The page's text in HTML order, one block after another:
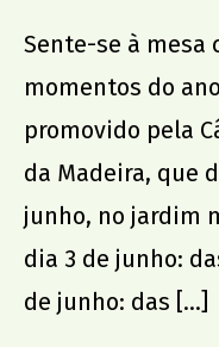
Sente-se à mesa
momentos do
promovido pela
da Madeira, que
junho, no jardim
dia 3 de junho:
de junho: das […]